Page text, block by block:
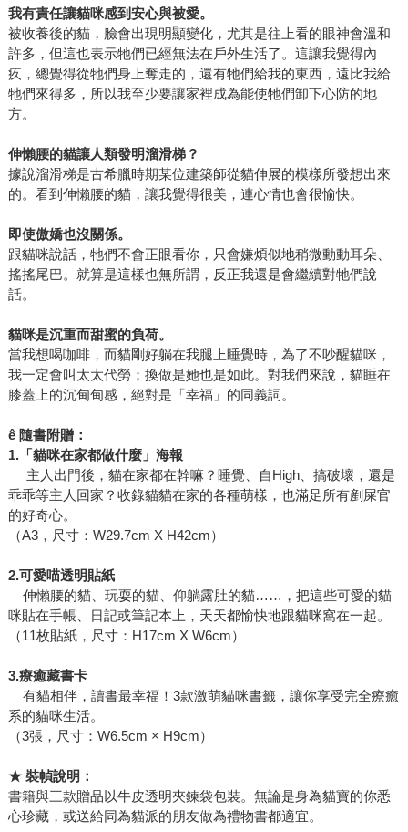
我有責任讓貓咪感到安心與被愛。
被收養後的貓，臉會出現明顯變化，尤其是往上看的眼神會溫和
許多，但這也表示牠們已經無法在戶外生活了。這讓我覺得內
疚，總覺得從牠們身上奪走的，還有牠們給我的東西，遠比我給
牠們來得多，所以我至少要讓家裡成為能使牠們卸下心防的地
方。
伸懶腰的貓讓人類發明溜滑梯？
據說溜滑梯是古希臘時期某位建築師從貓伸展的模樣所發想出來
的。看到伸懶腰的貓，讓我覺得很美，連心情也會很愉快。
即使傲嬌也沒關係。
跟貓咪說話，牠們不會正眼看你，只會嫌煩似地稍微動動耳朵、
搖搖尾巴。就算是這樣也無所謂，反正我還是會繼續對牠們說
話。
貓咪是沉重而甜蜜的負荷。
當我想喝咖啡，而貓剛好躺在我腿上睡覺時，為了不吵醒貓咪，
我一定會叫太太代勞；換做是她也是如此。對我們來說，貓睡在
膝蓋上的沉甸甸感，絕對是「幸福」的同義詞。
ê 隨書附贈：
1.「貓咪在家都做什麼」海報
主人出門後，貓在家都在幹嘛？睡覺、自High、搞破壞，還是
乖乖等主人回家？收錄貓貓在家的各種萌樣，也滿足所有剷屎官
的好奇心。
（A3，尺寸：W29.7cm X H42cm）
2.可愛喵透明貼紙
伸懶腰的貓、玩耍的貓、仰躺露肚的貓……，把這些可愛的貓
咪貼在手帳、日記或筆記本上，天天都愉快地跟貓咪窩在一起。
（11枚貼紙，尺寸：H17cm X W6cm）
3.療癒藏書卡
有貓相伴，讀書最幸福！3款激萌貓咪書籤，讓你享受完全療癒
系的貓咪生活。
（3張，尺寸：W6.5cm × H9cm）
★ 裝幀說明：
書籍與三款贈品以牛皮透明夾鍊袋包裝。無論是身為貓寶的你悉
心珍藏，或送給同為貓派的朋友做為禮物書都適宜。